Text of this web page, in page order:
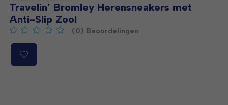
Travelin’ Bromley Herensneakers met
Anti-Slip Zool
De beoordeling van dit product is0van de 5
(0) Beoordelingen
Product image slideshow Items